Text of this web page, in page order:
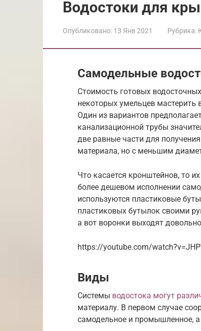
Водостоки для
Опубликовано: 13 Янв 2021 Рубрика:
Самодельные
Стоимость готовых
некоторых умельцев
Один из вариантов
канализационной трубы
две равные части для
материала, но с меньшим
Что касается кронштейнов, то
более дешевом исполнении
используются пластиковые
пластиковых бутылок своими
а вот воронки выходят
https://youtube.com/
Виды
Системы водостока могут
материалу. В первом случае
самодельное и промышленное,